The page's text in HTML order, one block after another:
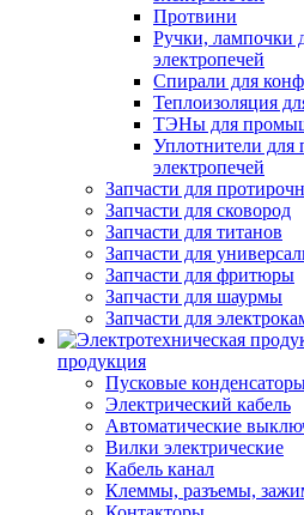
Протвини
Ручки, лампочки
электропечей
Спирали для
Теплоизоляция
ТЭНы для
Уплотнители
электропечей
Запчасти для
Запчасти для сковород
Запчасти для титанов
Запчасти для
Запчасти для фритюры
Запчасти для шаурмы
Запчасти для
продукция
Пусковые
Электрический кабель
Автоматические
Вилки электрические
Кабель канал
Клеммы, разъемы,